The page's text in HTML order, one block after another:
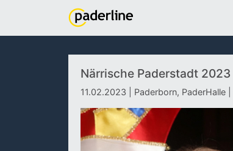
Närrische Paderstadt
11.02.2023 | Paderborn, PaderHalle